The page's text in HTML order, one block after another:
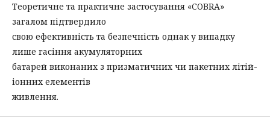
Теоретичне та практичне застосування «COBRA»
загалом підтвердило
свою ефективність та безпечність однак у випадку
лише гасіння акумуляторних
батарей виконаних з призматичних чи пакетних літій-
іонних елементів
живлення.